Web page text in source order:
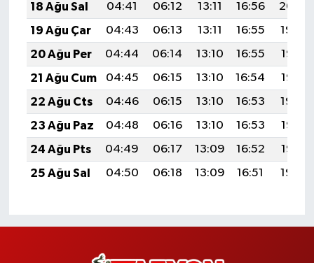
18 Ağu Sal
04:41 06:12 13:11 16:56
20:00
19 Ağu Çar
04:43 06:13 13:11 16:55
19:59
20 Ağu Per
04:44 06:14 13:10 16:55
19:57
21 Ağu Cum
04:45 06:15 13:10 16:54
19:56
22 Ağu Cts
04:46 06:15 13:10 16:53
19:54
23 Ağu Paz
04:48 06:16 13:10 16:53
19:53
24 Ağu Pts
04:49 06:17 13:09 16:52
19:52
25 Ağu Sal
04:50 06:18 13:09 16:51 19:50